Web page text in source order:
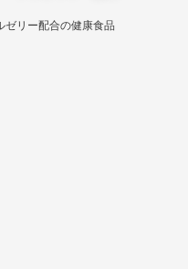
ゼリー配合の健康食品